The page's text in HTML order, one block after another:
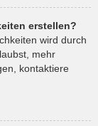
erstellen?
wird durch
mehr
kontaktiere